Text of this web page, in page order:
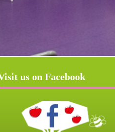
us on Facebook